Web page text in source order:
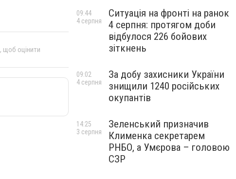
, щоб оцінити
Ситуація на фронті на ранок
4 серпня: протягом доби
відбулося 226 бойових
зіткнень
09:44
4 серпня
За добу захисники України
знищили 1240 російських
окупантів
09:02
4 серпня
Зеленський призначив
Клименка секретарем
РНБО, а Умєрова – головою
СЗР
14:25
3 серпня